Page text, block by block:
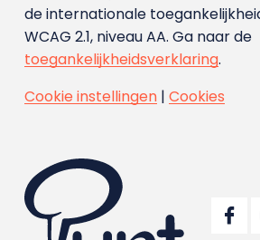
de internationale
WCAG 2.1, niveau AA. Ga naar de
toegankelijkheidsverklaring.
Cookie instellingen| Cookies